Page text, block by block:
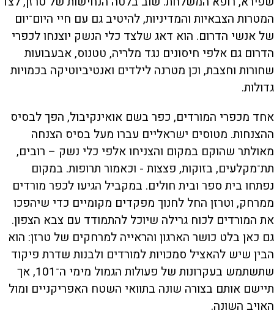
המטרות הצבאיות והמדיניות, להיטיב גם עם חיי היום־יום
של אנשי הדרום. הוא דאג שלצד כלי הנשק יוצנחו לכפרי
הדרום גם אלפי חיסונים נגד מלריה, טטנוס, אבעבועות
שחורות וחצבת, וכן מטרנה לילדים ואנטיביוטיקה בכמויות
גדולות.
אחד מכפרי המורדים, כפר בשם אואינקיבול, הפך לבסיס
ההצנחות. מטוסים ישראליים עברו מעל בסיס הצנחה
מאולתר שהוקם במקום והצניחו אלפי כלי נשק – רובים,
תת־מקלעים, בזוקות, פצצות - וכאמור תרופות. במקום
נפתחו בית ספר ובית חולים. במקביל הגיעו לכפר מורדים
ממרחק, וטרזן החל לחנוך מפקדים מקומיים כדי שיהפכו
את המורדים לכוח גרילה שיוכל להתמודד עם צבא הצפון.
גם כאן בלט כושר הארגון והראייה למרחקים של טרזן: הוא
הבין שיש להאציל סמכויות למורדים ולבנות שדרת פיקוד
שתשתמש בעקרונות של פעולות הגמול מימי ה־101, אך
תיישם אותם בצורה שונה בתוואי השטח האפריקניים ומול
האויב השונה.